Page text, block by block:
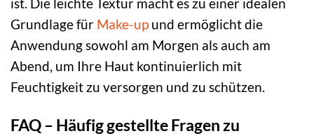
ist. Die leichte Textur macht es zu einer idealen
Grundlage für Make-up und ermöglicht die
Anwendung sowohl am Morgen als auch am
Abend, um Ihre Haut kontinuierlich mit
Feuchtigkeit zu versorgen und zu schützen.
FAQ – Häufig gestellte Fragen zu